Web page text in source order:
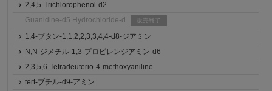
2,4,5-Trichlorophenol-d2
Guanidine-d5 Hydrochloride-d
販売終了
1,4-ブタン-1,1,2,2,3,3,4,4-d8-ジアミン
N,N-ジメチル-1,3-プロピレンジアミン-d6
2,3,5,6-Tetradeuterio-4-methoxyaniline
tert-ブチル-d9-アミン